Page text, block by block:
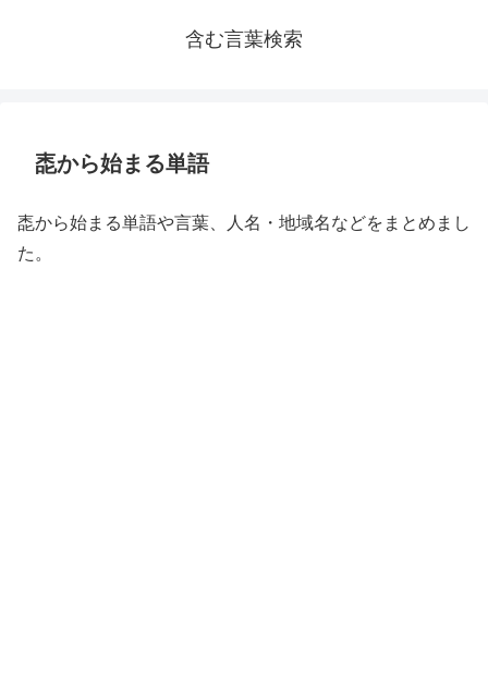
含む言葉検索
唜から始まる単語
唜から始まる単語や言葉、人名・地域名などをまとめまし
た。